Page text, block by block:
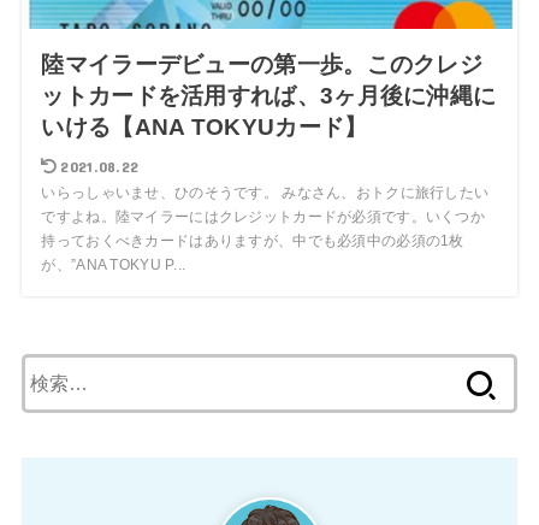
陸マイラーデビューの第一歩。このクレジ
ットカードを活用すれば、3ヶ月後に沖縄に
いける【ANA TOKYUカード】
2021.08.22
いらっしゃいませ、ひのそうです。 みなさん、おトクに旅行したい
ですよね。陸マイラーにはクレジットカードが必須です。いくつか
持っておくべきカードはありますが、中でも必須中の必須の1枚
が、”ANA TOKYU P...